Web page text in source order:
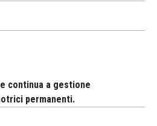
continua a gestione
permanenti.